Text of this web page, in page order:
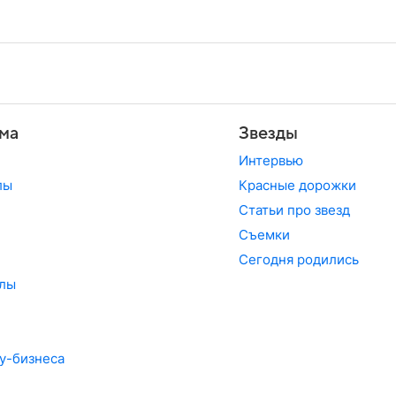
бизнеса
Звезды
Интервью
Красные дорожки
Статьи про звезд
Съемки
Сегодня родились